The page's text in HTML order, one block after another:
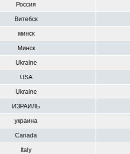
Россия
Витебск
минск
Минск
Ukraine
USA
Ukraine
ИЗРАИЛЬ
украина
Canada
Italy